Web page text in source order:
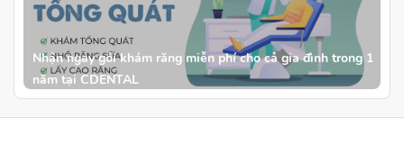
Nhận ngay gói khám răng miễn phí cho cả gia đình trong 1
năm tại CDENTAL